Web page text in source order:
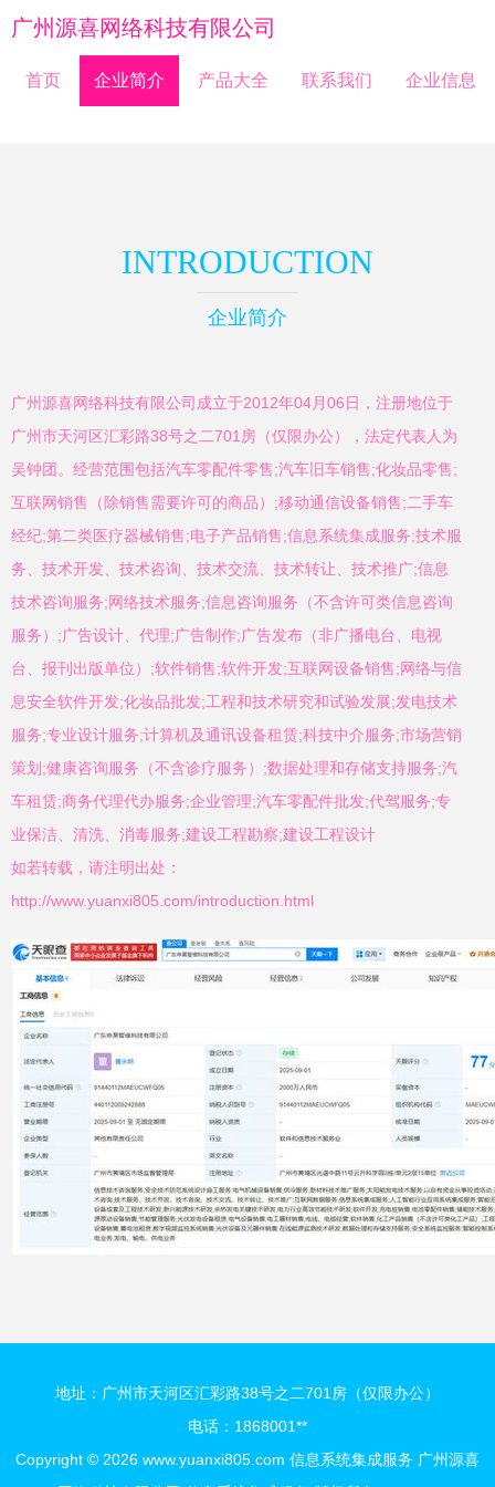
广州源喜网络科技有限公司
首页 企业简介 产品大全 联系我们 企业信息
INTRODUCTION
企业简介
广州源喜网络科技有限公司成立于2012年04月06日，注册地位于
广州市天河区汇彩路38号之二701房（仅限办公），法定代表人为
吴钟团。经营范围包括汽车零配件零售;汽车旧车销售;化妆品零售;
互联网销售（除销售需要许可的商品）;移动通信设备销售;二手车
经纪;第二类医疗器械销售;电子产品销售;信息系统集成服务;技术服
务、技术开发、技术咨询、技术交流、技术转让、技术推广;信息
技术咨询服务;网络技术服务;信息咨询服务（不含许可类信息咨询
服务）;广告设计、代理;广告制作;广告发布（非广播电台、电视
台、报刊出版单位）;软件销售;软件开发;互联网设备销售;网络与信
息安全软件开发;化妆品批发;工程和技术研究和试验发展;发电技术
服务;专业设计服务;计算机及通讯设备租赁;科技中介服务;市场营销
策划;健康咨询服务（不含诊疗服务）;数据处理和存储支持服务;汽
车租赁;商务代理代办服务;企业管理;汽车零配件批发;代驾服务;专
业保洁、清洗、消毒服务;建设工程勘察;建设工程设计
如若转载，请注明出处：
http://www.yuanxi805.com/introduction.html
地址：广州市天河区汇彩路38号之二701房（仅限办公）
电话：1868001**
Copyright © 2026 www.yuanxi805.com 信息系统集成服务 广州源喜